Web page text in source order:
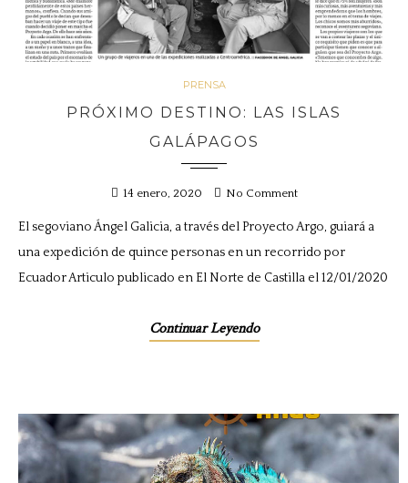
PRENSA
PRÓXIMO DESTINO: LAS ISLAS
GALÁPAGOS
14 enero, 2020 No Comment
El segoviano Ángel Galicia, a través del Proyecto Argo, guiará a
una expedición de quince personas en un recorrido por
Ecuador Articulo publicado en El Norte de Castilla el 12/01/2020
Continuar Leyendo